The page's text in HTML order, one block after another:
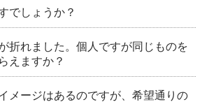
でしょうか？
折れました。個人ですが同じものを
えますか？
メージはあるのですが、希望通りの